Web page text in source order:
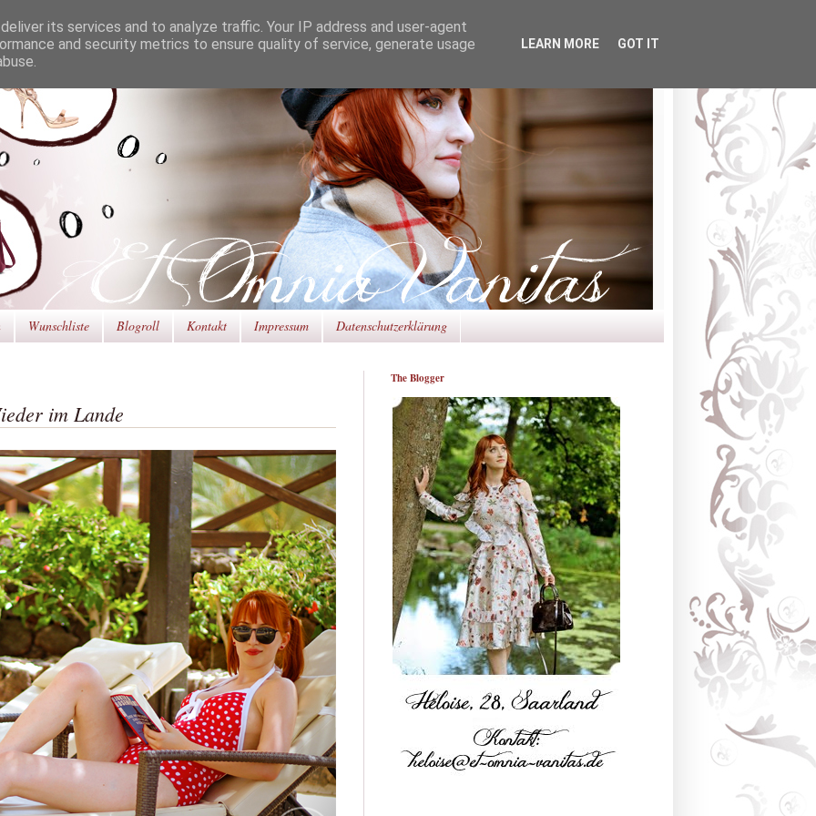
Wunschliste Blogroll Kontakt Impressum Datenschutzerklärung
im Lande
The Blogger
its services and to analyze traffic. Your IP address and user-agent
and security metrics to ensure quality of service, generate usage
LEARN MORE GOT IT